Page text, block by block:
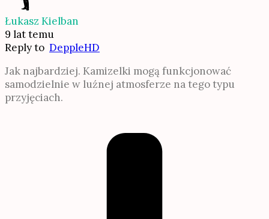
Łukasz Kielban
9 lat temu
Reply to DeppleHD
Jak najbardziej. Kamizelki mogą funkcjonować
samodzielnie w luźnej atmosferze na tego typu
przyjęciach.